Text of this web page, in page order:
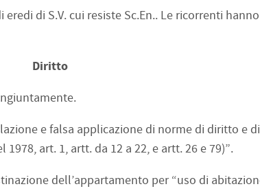
eredi di S.V. cui resiste Sc.En.. Le ricorrenti
Diritto
e falsa applicazione di norme di diritto e
art. 1, artt. da 12 a 22, e artt. 26 e 79)”.
dell’appartamento per “uso di